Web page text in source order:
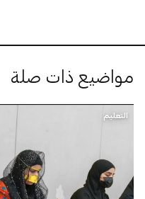
مواضيع ذات صلة
التعليم